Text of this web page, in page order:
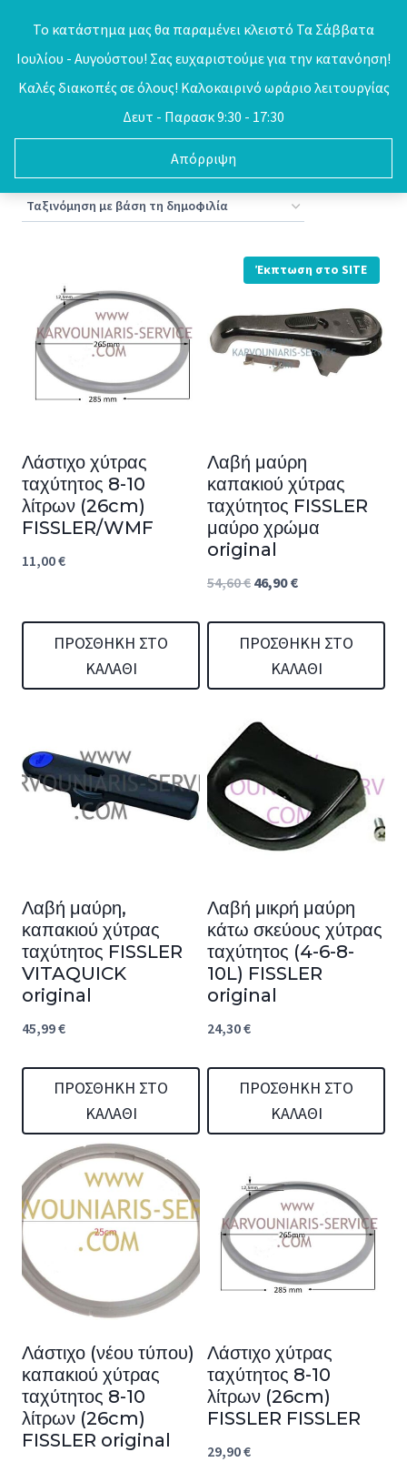
Το κατάστημα μας θα παραμένει κλειστό Τα Σάββατα
Ιουλίου - Αυγούστου! Σας ευχαριστούμε για την κατανόηση!
Καλές διακοπές σε όλους! Καλοκαιρινό ωράριο λειτουργίας
Δευτ - Παρασκ 9:30 - 17:30
Απόρριψη
0
Βλέπετε 1–16 από 29 αποτελέσματαSorted
by
popularity
Λάστιχο χύτρας
ταχύτητος 8-10
λίτρων (26cm)
FISSLER/WMF
11,00€
ΠΡΟΣΘΉΚΗ ΣΤΟ
ΚΑΛΆΘΙ
Έκπτωση στο SITE
Λαβή μαύρη
καπακιού χύτρας
ταχύτητος FISSLER
μαύρο χρώμα
original
54,60€ Original
was:
54,60 €.
46,90€Η
τιμή
είναι:
ΠΡΟΣΘΉΚΗ ΣΤΟ
ΚΑΛΆΘΙ
Λαβή μαύρη,
καπακιού χύτρας
ταχύτητος FISSLER
VITAQUICK
original
45,99€
ΠΡΟΣΘΉΚΗ ΣΤΟ
ΚΑΛΆΘΙ
Λαβή μικρή μαύρη
κάτω σκεύους χύτρας
ταχύτητος (4-6-8-
10L) FISSLER
original
24,30€
ΠΡΟΣΘΉΚΗ ΣΤΟ
ΚΑΛΆΘΙ
Λάστιχο (νέου τύπου)
καπακιού χύτρας
ταχύτητος 8-10
λίτρων (26cm)
FISSLER original
Λάστιχο χύτρας
ταχύτητος 8-10
λίτρων (26cm)
FISSLER FISSLER
29,90€